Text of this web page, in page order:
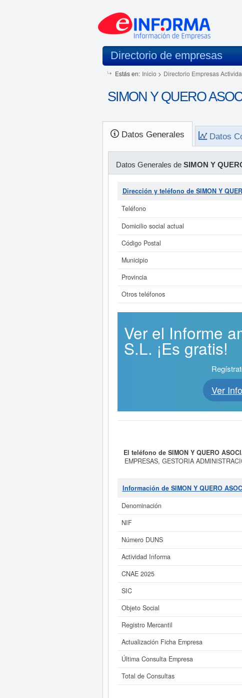
Directorio de empresas
Estás en: Inicio > Directorio Empresas
SIMON Y QUERO
Datos Generales Datos
Datos Generales de SIMON Y
Dirección y teléfono de SIMON Y
Teléfono
Domicilio social actual
Código Postal
Municipio
Provincia
Otros teléfonos
Ver el Informe
S.L. ¡Es gratis!
Ver
El teléfono de SIMON Y QUERO
EMPRESAS, GESTORIA
de alta el día 10/04/1994. Su CNAE
número SIC deSIMON Y QUERO
consulta más reciente de la ficha de
dentro del rango de 0 a 3.100 €.
Si está interesado en conocer más
de SIMON Y QUERO ASOCIADOS S.L.
La
Información de SIMON Y QUERO
Denominación
NIF
Número DUNS
Actividad Informa
CNAE 2025
SIC
Objeto Social
Registro Mercantil
Actualización Ficha Empresa
Última Consulta Empresa
Total de Consultas